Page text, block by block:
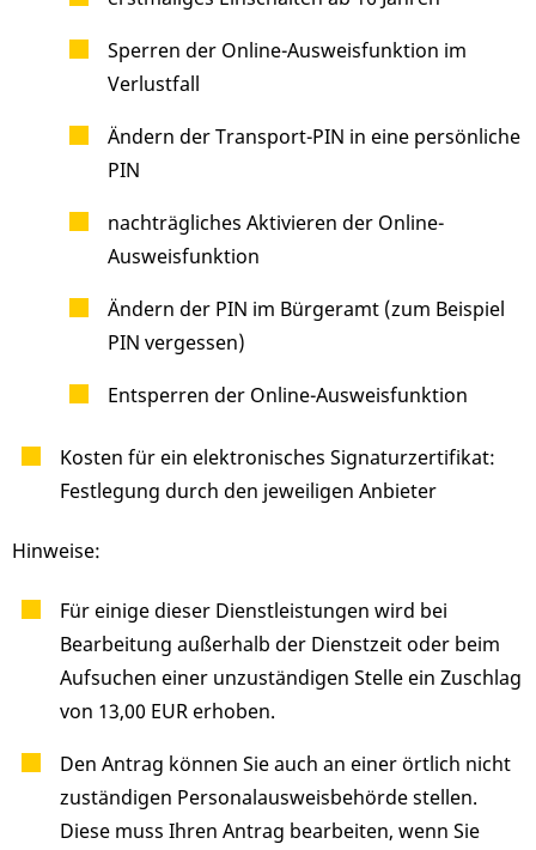
Sperren der Online-Ausweisfunktion im
Verlustfall
Ändern der Transport-PIN in eine persönliche
PIN
nachträgliches Aktivieren der Online-
Ausweisfunktion
Ändern der PIN im Bürgeramt (zum Beispiel
PIN vergessen)
Entsperren der Online-Ausweisfunktion
Kosten für ein elektronisches Signaturzertifikat:
Festlegung durch den jeweiligen Anbieter
Hinweise:
Für einige dieser Dienstleistungen wird bei
Bearbeitung außerhalb der Dienstzeit oder beim
Aufsuchen einer unzuständigen Stelle ein Zuschlag
von 13,00 EUR erhoben.
Den Antrag können Sie auch an einer örtlich nicht
zuständigen Personalausweisbehörde stellen.
Diese muss Ihren Antrag bearbeiten, wenn Sie